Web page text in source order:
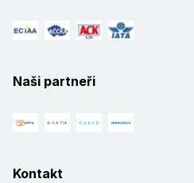
Naši partneři
Kontakt